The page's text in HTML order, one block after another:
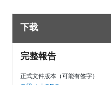
下载
完整報告
正式文件版本（可能有签字）